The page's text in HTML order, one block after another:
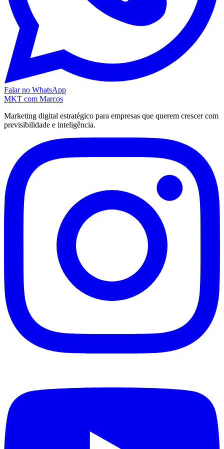
Falar no WhatsApp
MKT com Marcos
Marketing digital estratégico para empresas que querem crescer com
previsibilidade e inteligência.